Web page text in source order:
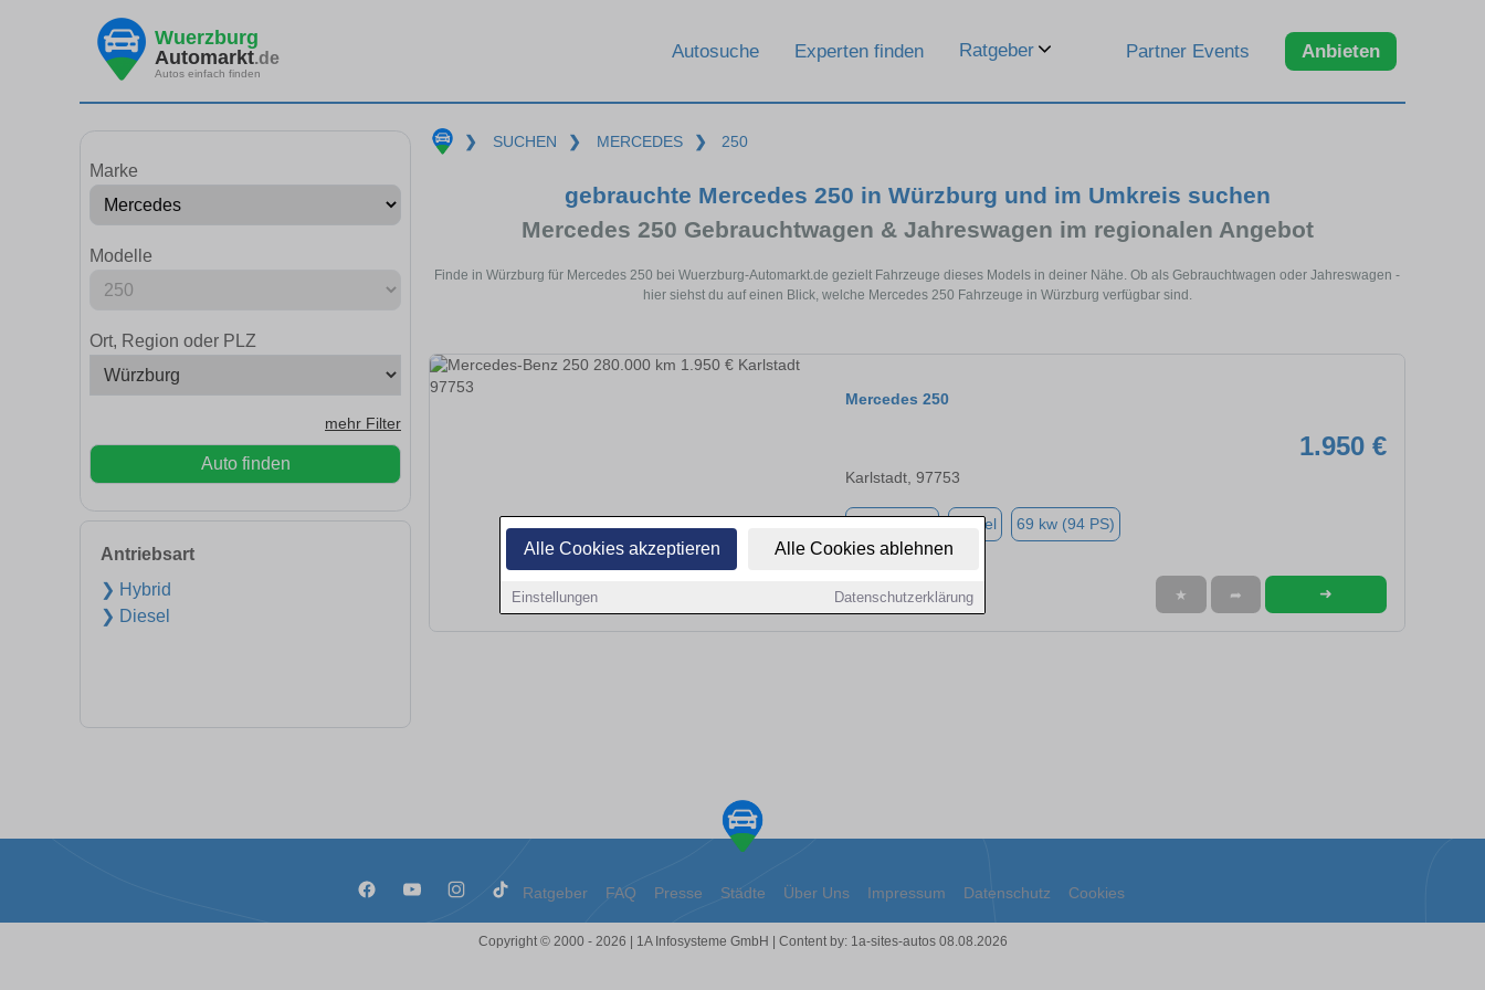
Alle Cookies akzeptieren Alle Cookies ablehnen
Einstellungen Datenschutzerklärung
Wuerzburg
Automarkt.de
Autos einfach finden
Autosuche Experten finden Ratgeber Partner Events Anbieten
Marke
Modelle
Ort, Region oder PLZ
mehr Filter
Auto finden
Antriebsart
❯ Hybrid
❯ Diesel
❯ SUCHEN ❯ MERCEDES ❯ 250
gebrauchte Mercedes 250 in Würzburg und im Umkreis suchen
Mercedes 250 Gebrauchtwagen & Jahreswagen im regionalen Angebot
Finde in Würzburg für Mercedes 250 bei Wuerzburg-Automarkt.de gezielt Fahrzeuge dieses Models in deiner Nähe. Ob als Gebrauchtwagen oder Jahreswagen -
hier siehst du auf einen Blick, welche Mercedes 250 Fahrzeuge in Würzburg verfügbar sind.
Mercedes 250
1.950 €
Karlstadt, 97753
Diesel 69 kw (94 PS)
★ ➦ ➜
Ratgeber FAQ Presse Städte Über Uns Impressum Datenschutz Cookies
Copyright © 2000 - 2026 | 1A Infosysteme GmbH | Content by: 1a-sites-autos 08.08.2026